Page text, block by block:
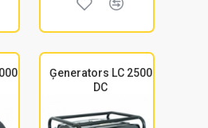
Ģenerators LC 2500
DC